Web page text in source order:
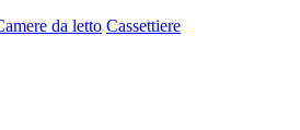
da letto Cassettiere